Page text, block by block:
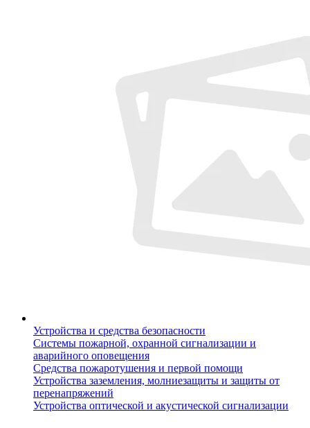
Устройства и средства безопасности
Системы пожарной, охранной сигнализации и
аварийного оповещения
Средства пожаротушения и первой помощи
Устройства заземления, молниезащиты и защиты от
перенапряжений
Устройства оптической и акустической сигнализации